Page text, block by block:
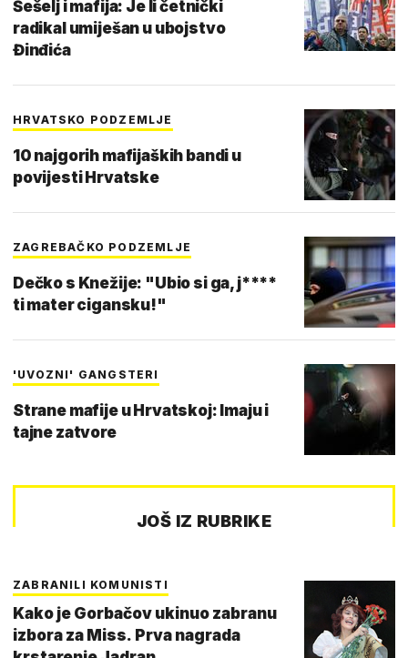
Šešelj i mafija: Je li četnički
radikal umiješan u ubojstvo
Đinđića
HRVATSKO PODZEMLJE
10 najgorih mafijaških bandi u
povijesti Hrvatske
ZAGREBAČKO PODZEMLJE
Dečko s Knežije: "Ubio si ga, j****
ti mater cigansku!"
'UVOZNI' GANGSTERI
Strane mafije u Hrvatskoj: Imaju i
tajne zatvore
JOŠ IZ RUBRIKE
ZABRANILI KOMUNISTI
Kako je Gorbačov ukinuo zabranu
izbora za Miss. Prva nagrada